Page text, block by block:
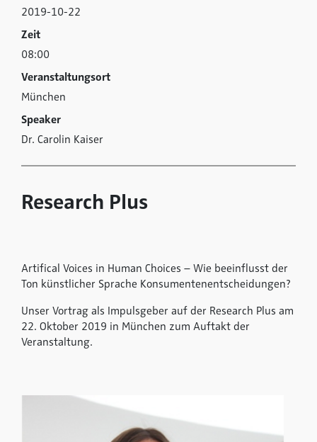
2019-10-22
Zeit
08:00
Veranstaltungsort
München
Speaker
Dr. Carolin Kaiser
Research Plus
Artifical Voices in Human Choices – Wie beeinflusst der
Ton künstlicher Sprache Konsumentenentscheidungen?
Unser Vortrag als Impulsgeber auf der Research Plus am
22. Oktober 2019 in München zum Auftakt der
Veranstaltung.